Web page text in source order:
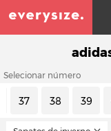
Selecionar número
37 38 39